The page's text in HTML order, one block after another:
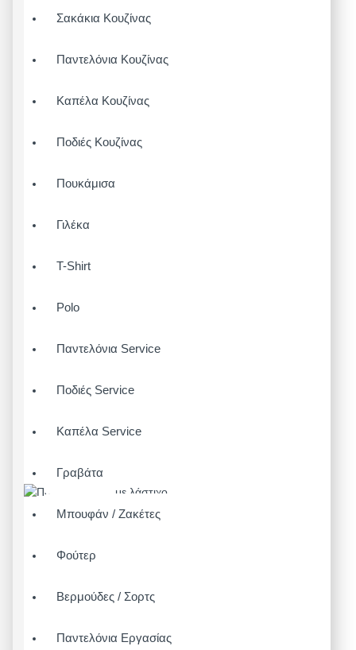
Σακάκια Κουζίνας
Παντελόνια Κουζίνας
Καπέλα Κουζίνας
Ποδιές Κουζίνας
Πουκάμισα
Γιλέκα
T-Shirt
Polo
Παντελόνια Service
Ποδιές Service
Καπέλα Service
Γραβάτα
Μπουφάν / Ζακέτες
Φούτερ
Βερμούδες / Σορτς
Παντελόνια Εργασίας